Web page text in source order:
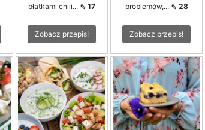
płatkami chili... ⇖ 17
Zobacz przepis!
problemów,... ⇖ 28
Zobacz przepis!